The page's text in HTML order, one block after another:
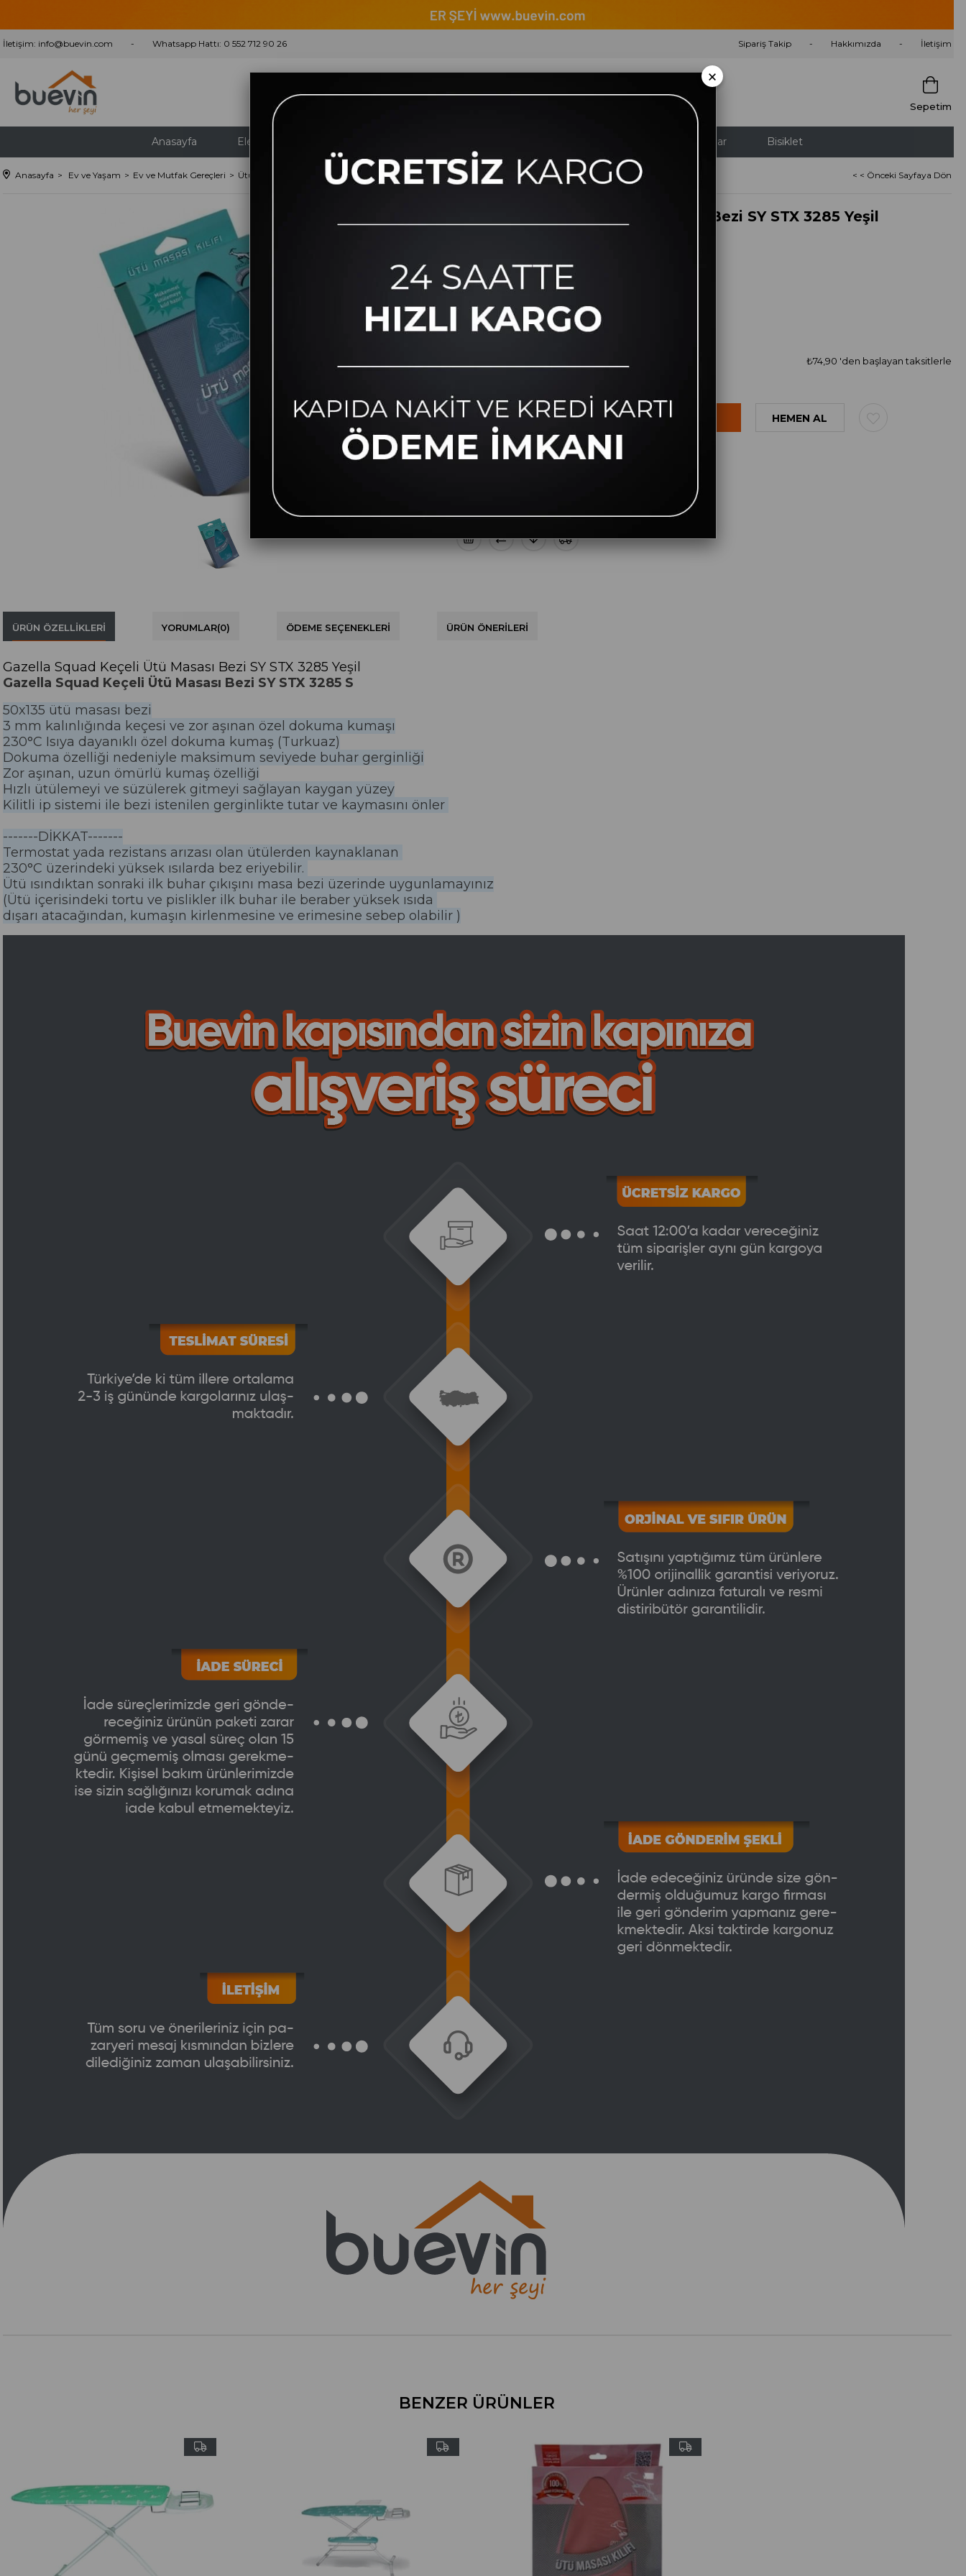
İletişim: info@buevin.com Whatsapp Hattı: 0 552 712 90 26 Sipariş Takip Hakkımızda İletişim
Sepetim
Anasayfa Elektrikli Ev Aletleri Serinletici ve Isıtıcılar Bisiklet
Anasayfa Ev ve Yaşam Ev ve Mutfak Gereçleri Ütü masası ve Kılıfı Gazella Squad Keçeli Ütü Masası Bezi SY STX 3285 Yeşil < < Önceki Sayfaya Dön
Gazella Squad Keçeli Ütü Masası Bezi SY STX 3285 Yeşil
Marka
Gazzella
(04.109.06.20)
₺749,00 ₺74,90 'den başlayan taksitlerle
ÜRÜN ÖZELLIKLERI YORUMLAR(0) ÖDEME SEÇENEKLERI ÜRÜN ÖNERILERI
Gazella Squad Keçeli Ütü Masası Bezi SY STX 3285 Yeşil
Gazella Squad Keçeli Ütü Masası Bezi SY STX 3285 S
50x135 ütü masası bezi
3 mm kalınlığında keçesi ve zor aşınan özel dokuma kumaşı
230°C Isıya dayanıklı özel dokuma kumaş (Turkuaz)
Dokuma özelliği nedeniyle maksimum seviyede buhar gerginliği
Zor aşınan, uzun ömürlü kumaş özelliği
Hızlı ütülemeyi ve süzülerek gitmeyi sağlayan kaygan yüzey
Kilitli ip sistemi ile bezi istenilen gerginlikte tutar ve kaymasını önler
-------DİKKAT-------
Termostat yada rezistans arızası olan ütülerden kaynaklanan
230°C üzerindeki yüksek ısılarda bez eriyebilir.
Ütü ısındıktan sonraki ilk buhar çıkışını masa bezi üzerinde uygunlamayınız
(Ütü içerisindeki tortu ve pislikler ilk buhar ile beraber yüksek ısıda
dışarı atacağından, kumaşın kirlenmesine ve erimesine sebep olabilir )
BENZER ÜRÜNLER
×